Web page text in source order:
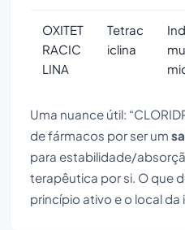
OXITET
RACIC
LINA
Tetrac
iclina
Uma nuance útil:
de fármacos por ser um
para estabilidade/
terapêutica por si. O que
princípio ativo e o local da